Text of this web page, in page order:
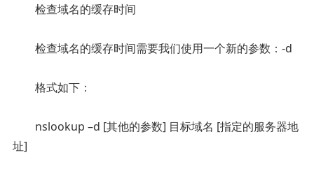
检查域名的缓存时间
检查域名的缓存时间需要我们使用一个新的参数：-d
格式如下：
nslookup –d [其他的参数] 目标域名 [指定的服务器地
址]